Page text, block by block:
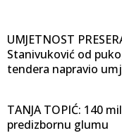
UMJETNOST
Stanivuković od
tendera napravio
TANJA TOPIĆ: 140
predizbornu glumu